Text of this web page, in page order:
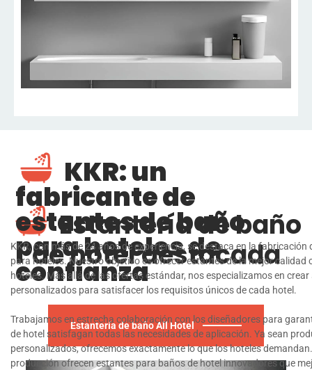
KKR: un
fabricante de
estantes de baño
para hoteles de
confianza
KKR, con más de 24 años de experiencia, se destaca en la
para hoteles. Nuestro objetivo es ofrecer estantes de la mejor
hoteles. Más allá de las ofertas estándar, nos especializamos en
personalizados para satisfacer los requisitos únicos de cada hotel.
Trabajamos en estrecha colaboración con los diseñadores para
de hotel satisfagan todas las necesidades de aplicación. Ya sean
personalizados, ofrecemos exactamente lo que los hoteles
producción ofrecen estantes para baños de hotel innovadores que
Estantería de baño
de hotel destacada
Estantería de baño All Hotel